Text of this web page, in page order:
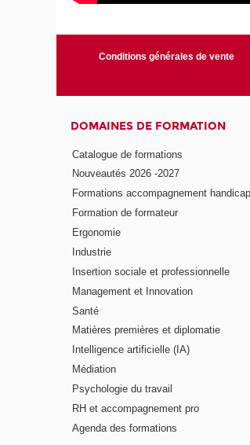
Conditions générales de vente
DOMAINES DE FORMATION
Catalogue de formations
Nouveautés 2026 -2027
Formations accompagnement handicap
Formation de formateur
Ergonomie
Industrie
Insertion sociale et professionnelle
Management et Innovation
Santé
Matières premières et diplomatie
Intelligence artificielle (IA)
Médiation
Psychologie du travail
RH et accompagnement pro
Agenda des formations